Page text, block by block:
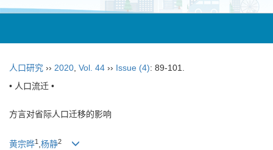
人口研究 ›› 2020 Vol. 44 ›› Issue (4): 89-101.
• 人口流迁 •
方言对省际人口迁移的影响
黄宗晔1 ,杨静2